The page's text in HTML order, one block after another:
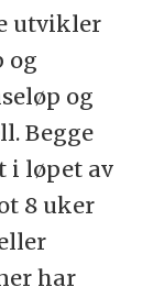
utvikler
og
og
Begge
i løpet av
8 uker
har